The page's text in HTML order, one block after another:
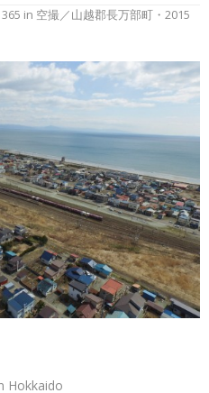
in 空撮／山越郡長万部町・2015
Hokkaido